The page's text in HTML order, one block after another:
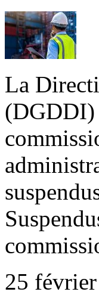
La
(DGDDI)
25